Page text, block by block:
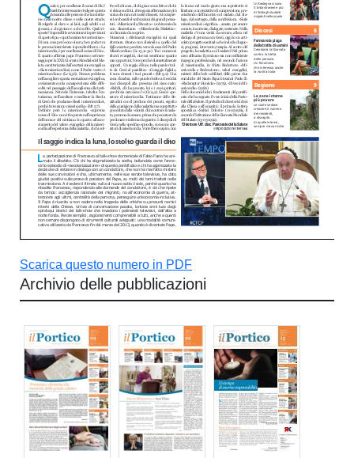
Scarica questo numero in PDF
Archivio delle pubblicazioni